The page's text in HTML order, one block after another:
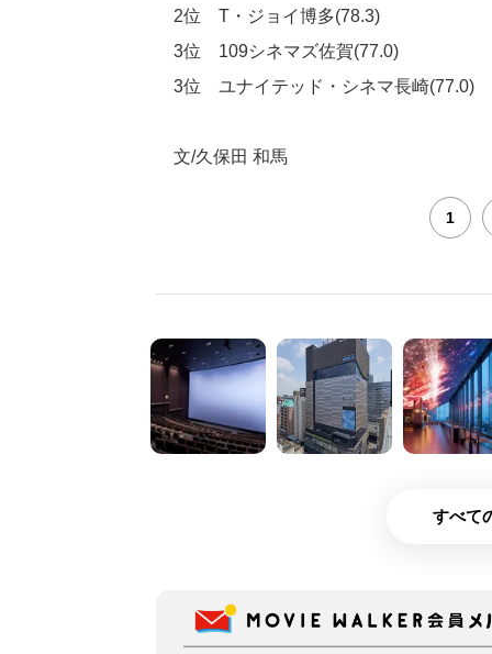
2位 T・ジョイ博多(78.3)
3位 109シネマズ佐賀(77.0)
3位 ユナイテッド・シネマ長崎(77.0)
文/久保田 和馬
1
すべて